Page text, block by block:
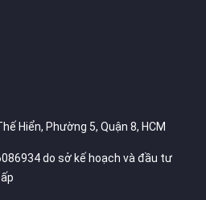
Hiển, Phường 5, Quận 8, HCM
do sở kế hoạch và đầu tư